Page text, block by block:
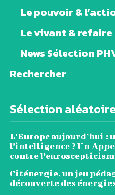
Le pouvoir &
Le vivant &
News Sélection
Rechercher
Sélection aléatoire
L’Europe aujourd’hui :
l’intelligence ? Un
contre
Citénergie, un jeu
découverte des